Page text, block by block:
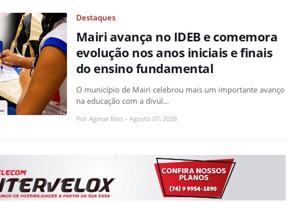
Destaques
Mairi avança no IDEB e comemora
evolução nos anos iniciais e finais
do ensino fundamental
O município de Mairi celebrou mais um importante avanço
na educação com a divul…
Por Agmar Rios - Agosto 07, 2026